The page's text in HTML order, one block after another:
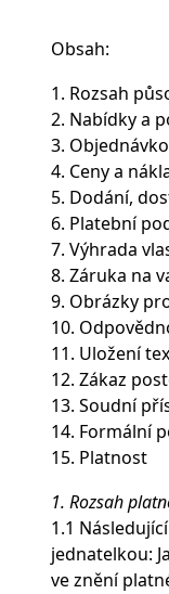
Obsah:
1. Rozsah
2. Nabídky a
3.
4. Ceny a
5. Dodání,
6. Platební
7. Výhrada
8. Záruka na
9. Obrázky
10.
11. Uložení
12. Zákaz
13. Soudní
14. Formální
15. Platnost
1. Rozsah
1.1
jednatelkou:
ve znění